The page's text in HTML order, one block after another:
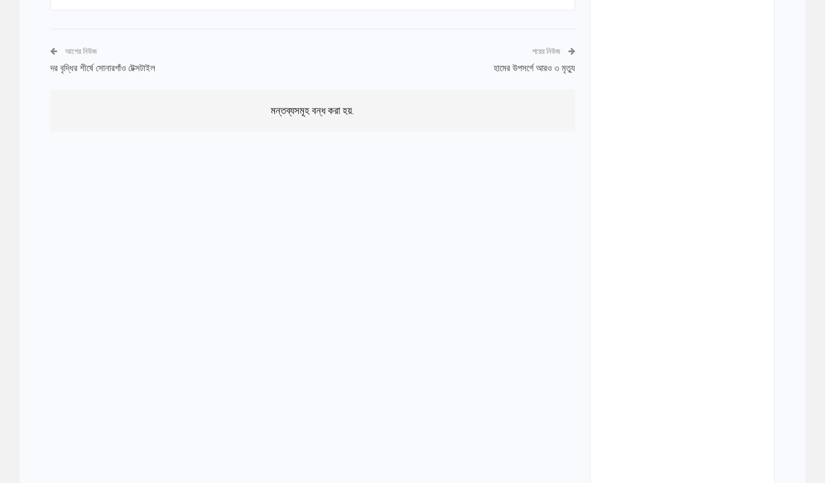
আগের নিউজ
দর বৃদ্ধির শীর্ষে সোনারগাঁও টেক্সটাইল
পরের নিউজ
হামের উপসর্গে আরও ৩ মৃত্যু
মন্তব্যসমূহ বন্ধ করা হয়.